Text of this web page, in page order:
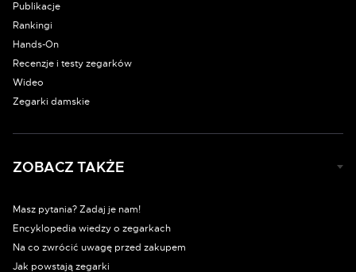
Publikacje
Rankingi
Hands-On
Recenzje i testy zegarków
Wideo
Zegarki damskie
ZOBACZ TAKŻE
Masz pytania? Zadaj je nam!
Encyklopedia wiedzy o zegarkach
Na co zwrócić uwagę przed zakupem
Jak powstają zegarki